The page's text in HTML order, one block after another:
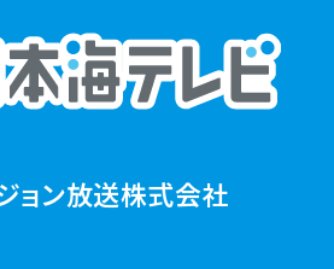
ョン放送株式会社